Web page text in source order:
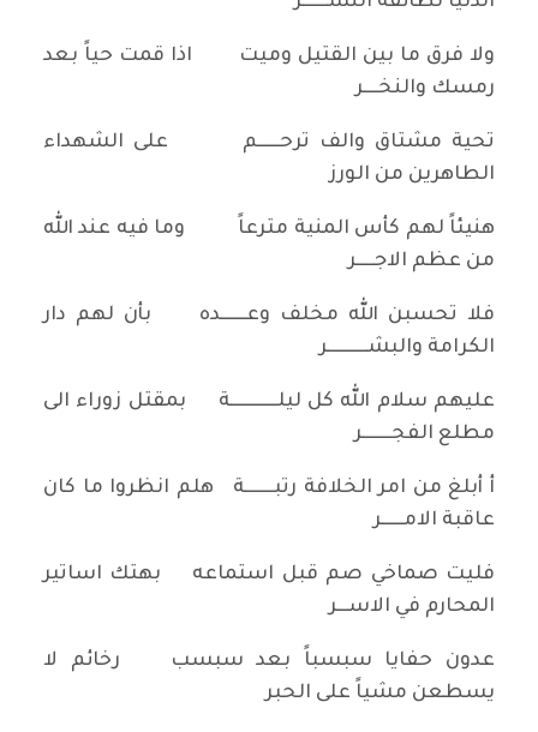
ولا فرق ما بين القتيل وميت اذا قمت حياً بعد
رمسك والنخــــر
تحية مشتاق والف ترحــــــم على الشهداء
الطاهرين من الورز
هنيئاً لهم كأس المنية مترعاً وما فيه عند الله
من عظم الاجـــــر
فلا تحسبن الله مخلف وعـــــــده بأن لهم دار
الكرامة والبشـــــــــــر
عليهم سلام الله كل ليلـــــــــــــة بمقتل زوراء الى
مطلع الفجــــــــر
أ أبلغ من امر الخلافة رتبــــــــة هلم انظروا ما كان
عاقبة الامــــــر
فليت صماخي صم قبل استماعه بهتك اساتير
المحارم في الاســـر
عدون حفايا سبسباً بعد سبسب رخائم لا
يسطعن مشياً على الحبر